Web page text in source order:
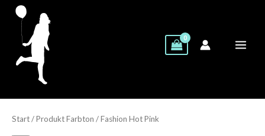
Start/ Produkt Farbton / Fashion Hot Pink